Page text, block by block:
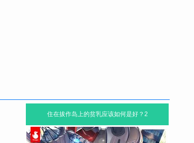
住在拔作岛上的贫乳应该如何是好？2